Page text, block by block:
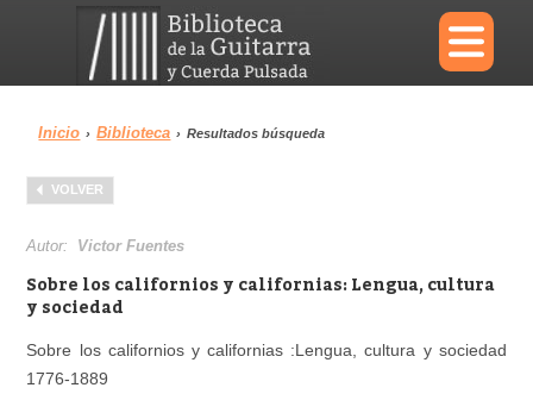
×
Menu
Biblioteca
Área personal Reproductor
Inicio › Biblioteca › Resultados búsqueda
VOLVER
Autor: Victor Fuentes
Sobre los californios y californias: Lengua, cultura
y sociedad
Sobre los californios y californias :Lengua, cultura y sociedad
1776-1889